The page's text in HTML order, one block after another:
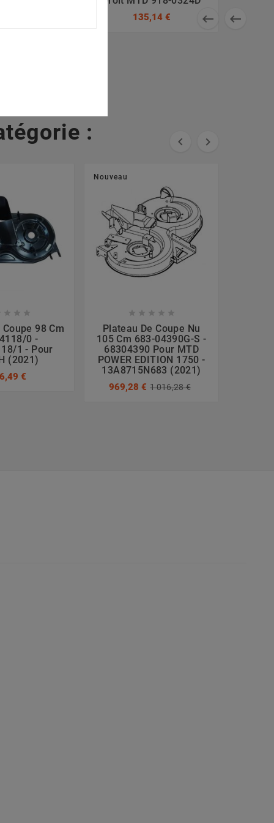
 
135,14 €
:  
  
98 Cm
0 -
1 - Pour
(2021)
€
Nouveau
    
Plateau De Coupe Nu
105 Cm 683-04390G-S -
68304390 Pour MTD
POWER EDITION 1750 -
13A8715N683 (2021)
969,28 € 1 016,28 €